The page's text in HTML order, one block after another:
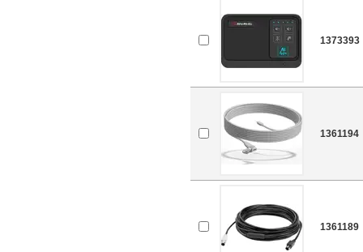
1373393
1361194
1361189